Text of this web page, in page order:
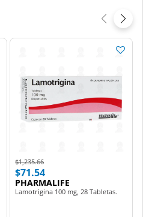
Price reduced from
$1,235.66to
$71.54
PHARMALIFE
Lamotrigina 100 mg, 28 Tabletas.